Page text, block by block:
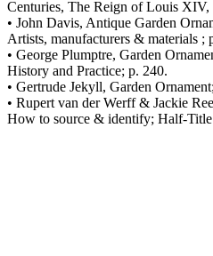
Centuries, The Reign of Louis
• John Davis, Antique Garden
Artists, manufacturers & materials ;
• George Plumptre, Garden
History and Practice; p. 240.
• Gertrude Jekyll, Garden
• Rupert van der Werff & Jackie
How to source & identify; Half-Title